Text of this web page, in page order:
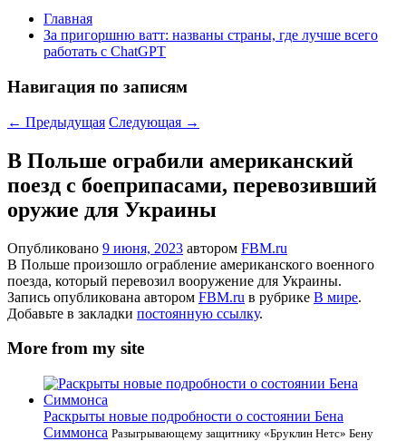
Главная
За пригоршню ватт: названы страны, где лучше всего
работать с ChatGPT
Навигация по записям
← Предыдущая Следующая →
В Польше ограбили американский
поезд с боеприпасами, перевозивший
оружие для Украины
Опубликовано 9 июня, 2023 автором FBM.ru
В Польше произошло ограбление американского военного
поезда, который перевозил вооружение для Украины.
Запись опубликована автором FBM.ru в рубрике В мире.
Добавьте в закладки постоянную ссылку.
More from my site
Раскрыты новые подробности о состоянии Бена
Симмонса Разыгрывающему защитнику «Бруклин Нетс» Бену